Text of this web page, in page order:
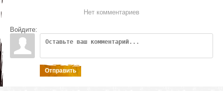
Нет комментариев
Войдите:
Отправить